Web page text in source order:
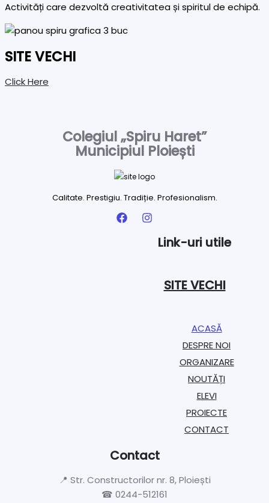
Activități care dezvoltă creativitatea și spiritul de echipă.
SITE VECHI
Click Here
Colegiul „Spiru Haret”
Municipiul Ploiești
Calitate. Prestigiu. Tradiție. Profesionalism.
Link-uri utile
SITE VECHI
ACASĂ
DESPRE NOI
ORGANIZARE​
NOUTĂȚI
ELEVI
PROIECTE​
CONTACT
Contact
📍 Str. Constructorilor nr. 8, Ploiești
☎ 0244-512161